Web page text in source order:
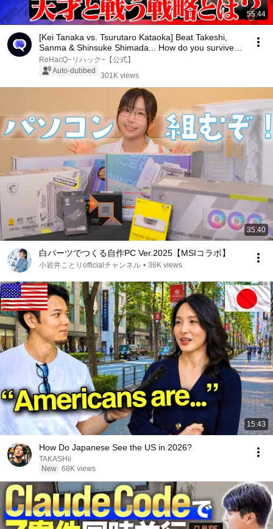
55:44
[Kei Tanaka vs. Tsurutaro Kataoka] Beat Takeshi,
Sanma & Shinsuke Shimada... How do you survive
a...
ReHacQ−リハック−【公式】
Auto-dubbed
301K views
35:40
白パーツでつくる自作PC Ver.2025【MSIコラボ】
小岩井ことりofficialチャンネル • 36K views
15:43
How Do Japanese See the US in 2026?
TAKASHii
New 68K views